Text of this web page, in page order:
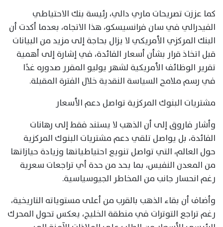
كما عززت تصريحات ماري دالي، رئيسة بنك الاحتياطي
الفيدرالي في سان فرانسيسكو، هذا الاتجاه، بعدما أكدت أن
البنك المركزي الأمريكي لا يزال بحاجة إلى مزيد من البيانات
قبل اتخاذ قرار بشأن أسعار الفائدة، في إشارة إلى أهمية
تقرير الوظائف الأمريكية لشهر يوليو المقرر صدوره غدًا
في رسم ملامح السياسة النقدية خلال الفترة المقبلة.
مشتريات البنوك المركزية تواصل دعم الأسعار
وأشار فاروق إلى أن الذهب لا يستند فقط إلى رهانات
الفائدة، بل يواصل تلقي دعم مشتريات البنوك المركزية
حول العالم، التي تواصل تنويع احتياطياتها وزيادة حيازاتها
من المعدن النفيس، بما يحد من حدة أي تراجعات سعرية
رغم انحسار جانب من المخاطر الجيوسياسية.
وأضاف أن بقاء الذهب بالقرب من أعلى مستوياته التاريخية،
رغم تراجع التوترات في منطقة الخليج، يعكس تحول المحرك